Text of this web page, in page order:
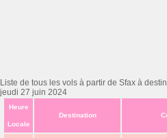
Liste de tous les vols à partir de Sfax à
jeudi 27 juin 2024
Heure
Locale
Destination